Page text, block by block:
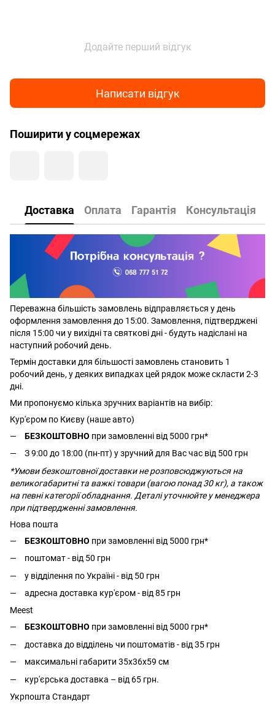
Додайте перший відгук
Написати відгук
Поширити у соцмережах
Доставка Оплата Гарантія Консультація
Переважна більшість замовлень відправляється у день
оформлення замовлення до 15:00. Замовлення, підтверджені
після 15:00 чи у вихідні та святкові дні - будуть надіслані на
наступний робочий день.
Термін доставки для більшості замовлень становить 1
робочий день, у деяких випадках цей рядок може скласти 2-3
дні.
Ми пропонуємо кілька зручних варіантів на вибір:
Кур'єром по Києву (наше авто)
БЕЗКОШТОВНО при замовленні від 5000 грн*
З 9:00 до 18:00 (пн-пт) у зручний для Вас час від 500 грн
*Умови безкоштовної доставки не розповсюджуються на
великогабаритні та важкі товари (вагою понад 30 кг), а також
на певні категорії обладнання. Деталі уточнюйте у менеджера
при підтвердженні замовлення.
Нова пошта
БЕЗКОШТОВНО при замовленні від 5000 грн*
поштомат - від 50 грн
у відділення по Україні - від 50 грн
адресна доставка кур'єром - від 85 грн
Meest
БЕЗКОШТОВНО при замовленні від 5000 грн*
доставка до відділень чи поштоматів - від 35 грн
максимальні габарити 35x36x59 см
кур'єрська доставка – від 65 грн.
Укрпошта Стандарт